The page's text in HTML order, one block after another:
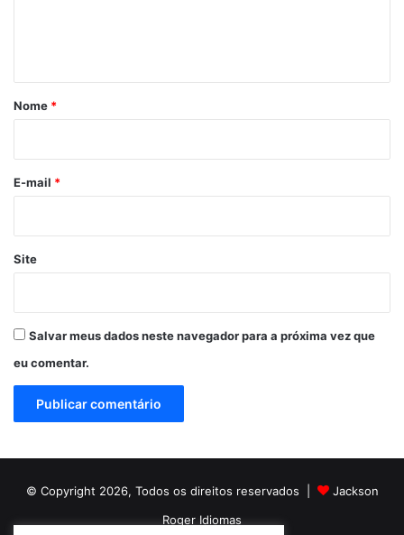
r
*
Nome *
E-mail *
Site
Salvar meus dados neste navegador para a próxima vez que
eu comentar.
© Copyright 2026, Todos os direitos reservados |
Jackson
Roger Idiomas